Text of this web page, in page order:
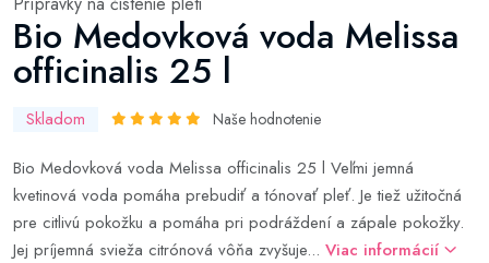
Bio Medovková voda Melissa
officinalis 25 l
Skladom Naše hodnotenie
Bio Medovková voda Melissa officinalis 25 l Veľmi jemná
kvetinová voda pomáha prebudiť a tónovať pleť. Je tiež užitočná
pre citlivú pokožku a pomáha pri podráždení a zápale pokožky.
Jej príjemná svieža citrónová vôňa zvyšuje... Viac informácií